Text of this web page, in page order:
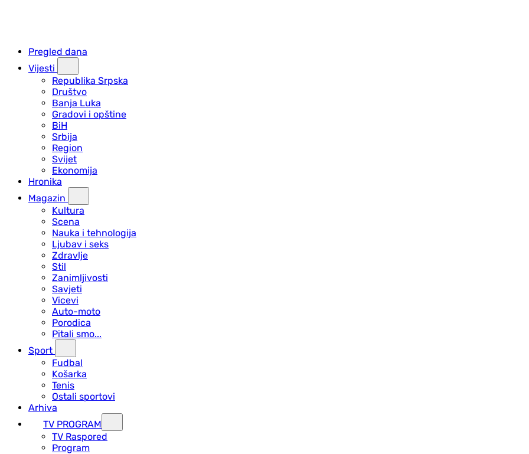
Pregled dana
Vijesti
Republika Srpska
Društvo
Banja Luka
Gradovi i opštine
BiH
Srbija
Region
Svijet
Ekonomija
Hronika
Magazin
Kultura
Scena
Nauka i tehnologija
Ljubav i seks
Zdravlje
Stil
Zanimljivosti
Savjeti
Vicevi
Auto-moto
Porodica
Pitali smo...
Sport
Fudbal
Košarka
Tenis
Ostali sportovi
Arhiva
TV PROGRAM
ТV Raspored
Program